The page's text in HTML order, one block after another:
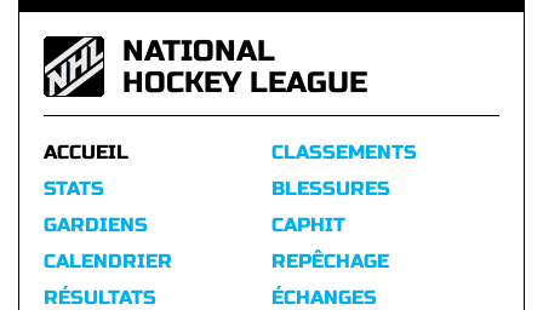
NATIONAL
HOCKEY LEAGUE
ACCUEIL
STATS
GARDIENS
CALENDRIER
RÉSULTATS
CLASSEMENTS
BLESSURES
CAPHIT
REPÊCHAGE
ÉCHANGES